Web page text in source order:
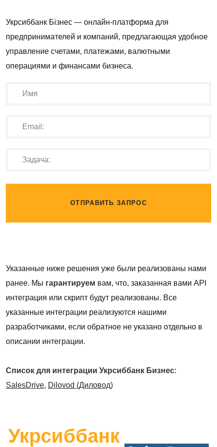
Укрсиббанк Бізнес — онлайн-платформа для
предпринимателей и компаний, предлагающая удобное
управление счетами, платежами, валютными
операциями и финансами бизнеса.
ОТПРАВИТЬ ЗАПРОС
Указанные ниже решения уже были реализованы нами
ранее. Мы гарантируем вам, что, заказанная вами API
интеграция или скрипт будут реализованы. Все
указанные интеграции реализуются нашими
разработчиками, если обратное не указано отдельно в
описании интеграции.
Список для интеграции Укрсиббанк Бизнес:
SalesDrive, Dilovod (Диловод)
Укрсиббанк